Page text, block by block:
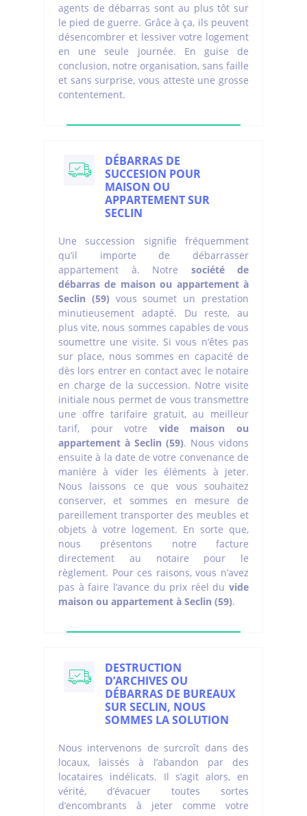
agents de débarras sont au plus tôt sur
le pied de guerre. Grâce à ça, ils peuvent
désencombrer et lessiver votre logement
en une seule journée. En guise de
conclusion, notre organisation, sans faille
et sans surprise, vous atteste une grosse
contentement.
DÉBARRAS DE
SUCCESION POUR
MAISON OU
APPARTEMENT SUR
SECLIN
Une succession signifie fréquemment
qu’il importe de débarrasser
appartement à. Notre société de
débarras de maison ou appartement à
Seclin (59) vous soumet un prestation
minutieusement adapté. Du reste, au
plus vite, nous sommes capables de vous
soumettre une visite. Si vous n’êtes pas
sur place, nous sommes en capacité de
dès lors entrer en contact avec le notaire
en charge de la succession. Notre visite
initiale nous permet de vous transmettre
une offre tarifaire gratuit, au meilleur
tarif, pour votre vide maison ou
appartement à Seclin (59). Nous vidons
ensuite à la date de votre convenance de
manière à vider les éléments à jeter.
Nous laissons ce que vous souhaitez
conserver, et sommes en mesure de
pareillement transporter des meubles et
objets à votre logement. En sorte que,
nous présentons notre facture
directement au notaire pour le
règlement. Pour ces raisons, vous n’avez
pas à faire l’avance du prix réel du vide
maison ou appartement à Seclin (59).
DESTRUCTION
D’ARCHIVES OU
DÉBARRAS DE BUREAUX
SUR SECLIN, NOUS
SOMMES LA SOLUTION
Nous intervenons de surcroît dans des
locaux, laissés à l’abandon par des
locataires indélicats. Il s’agit alors, en
vérité, d’évacuer toutes sortes
d’encombrants à jeter comme votre